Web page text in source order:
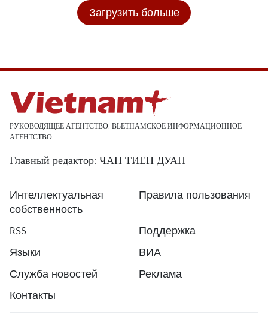
Загрузить больше
РУКОВОДЯЩЕЕ АГЕНТСТВО: ВЬЕТНАМСКОЕ ИНФОРМАЦИОННОЕ
АГЕНТСТВО
Главный редактор: ЧАН ТИЕН ДУАН
Интеллектуальная
собственность
Правила пользования
RSS
Поддержка
Языки
ВИА
Служба новостей
Реклама
Контакты